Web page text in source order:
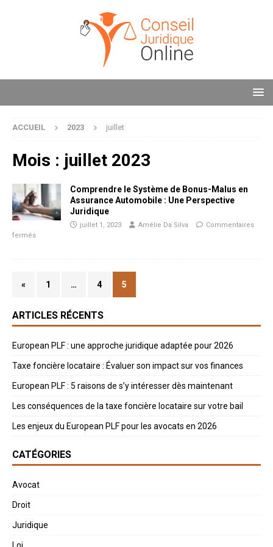
ACCUEIL 2023 juillet
Mois : juillet 2023
Comprendre le Système de Bonus-Malus en
Assurance Automobile : Une Perspective
Juridique
juillet 1, 2023 Amélie Da Silva
Commentaires
fermés
« 1 … 4 5
ARTICLES RÉCENTS
European PLF : une approche juridique adaptée pour 2026
Taxe foncière locataire : Évaluer son impact sur vos finances
European PLF : 5 raisons de s’y intéresser dès maintenant
Les conséquences de la taxe foncière locataire sur votre bail
Les enjeux du European PLF pour les avocats en 2026
CATÉGORIES
Avocat
Droit
Juridique